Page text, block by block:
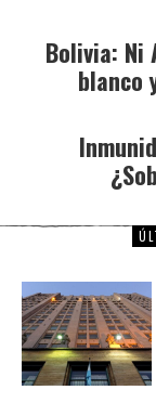
Bolivia: Ni
blanco